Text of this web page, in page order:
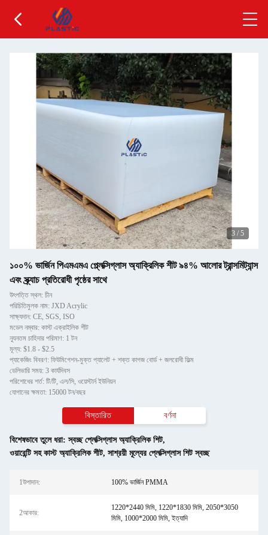
3 / 5
১০০% ভার্জিন পিএমএমএ প্ল্লেক্সিগ্লাস অ্যাক্রিলিক শীট ৯৪% আলোর ট্রান্সমিট্যান্স
এবং স্ক্র্যাচ প্রতিরোধী পৃষ্ঠের সাথে
উৎপত্তি স্থল: চীন
পরিচিতিমুলক নাম: JXD Acrylic
সাক্ষ্যদান: CE, SGS, ISO
মডেল নম্বার: কাস্ট এক্রাইলিক শীট
ন্যূনতম চাহিদার পরিমাণ: 1 টন
মূল্য: $1.8 - $2.5
প্যাকেজিং বিবরণ: ফিউমিগেশন-মুক্ত প্যালেট + শক্ত কাগজ বোর্ড + জলরোধী ফিল্ম
ডেলিভারি সময়: 3 কার্যদিবস
পরিশোধের শর্ত: টি/টি, এল/সি, ওয়েস্টার্ন ইউনিয়ন
যোগানের ক্ষমতা: 15000 টন/বছর
বিস্তারিত বর্ণনা
বিশেষভাবে তুলে ধরা:স্বচ্ছ প্লেক্সিগ্লাস অ্যাক্রিলিক শিট,
ওয়ারেন্টি সহ কাস্ট অ্যাক্রিলিক শীট, সাশ্রয়ী মূল্যের প্লেক্সিগ্লাস শিট স্বচ্ছ
1উপাদান: 100% ভার্জিন PMMA
2আকার:
1220*2440 মিমি, 1220*1830 মিমি, 2050*3050
মিমি, 1000*2000 মিমি, ইত্যাদি